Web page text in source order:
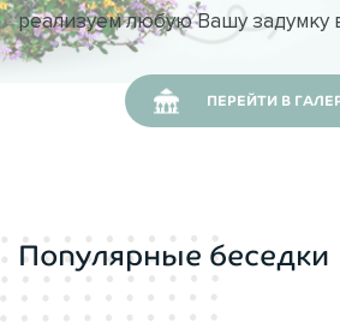
реализуем любую Вашу задумку
ПЕРЕЙТИ В
Популярные беседки